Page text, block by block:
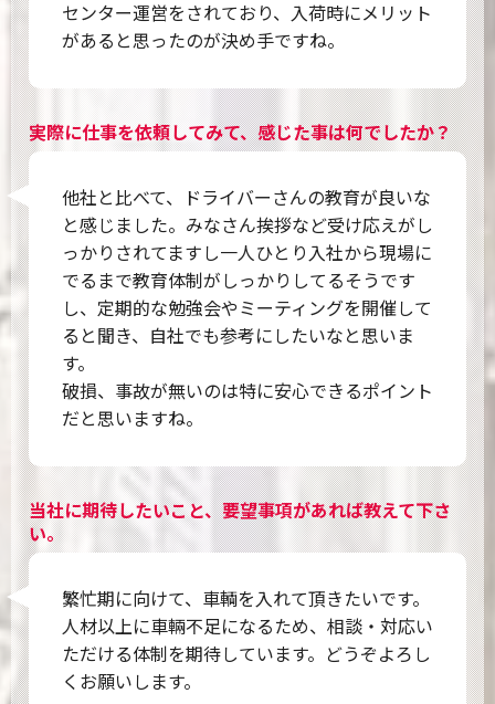
センター運営をされており、入荷時にメリット
があると思ったのが決め手ですね。
実際に仕事を依頼してみて、感じた事は何でしたか？
他社と比べて、ドライバーさんの教育が良いな
と感じました。みなさん挨拶など受け応えがし
っかりされてますし一人ひとり入社から現場に
でるまで教育体制がしっかりしてるそうです
し、定期的な勉強会やミーティングを開催して
ると聞き、自社でも参考にしたいなと思いま
す。
破損、事故が無いのは特に安心できるポイント
だと思いますね。
当社に期待したいこと、要望事項があれば教えて下さ
い。
繁忙期に向けて、車輌を入れて頂きたいです。
人材以上に車輛不足になるため、相談・対応い
ただける体制を期待しています。どうぞよろし
くお願いします。